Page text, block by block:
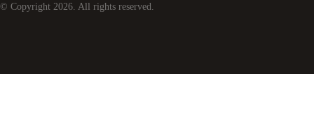
© Copyright 2026 . All rights reserved.